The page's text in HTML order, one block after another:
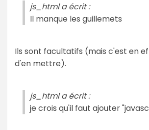
js_html a écrit :
Il manque les guillemets
Ils sont facultatifs (mais c'est en
d'en mettre).
js_html a écrit :
je crois qu'il faut ajouter